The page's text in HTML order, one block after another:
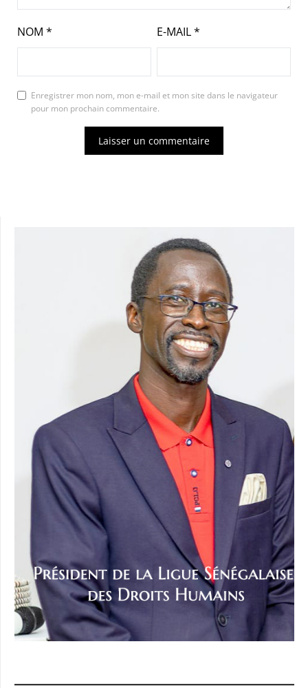
NOM * E-MAIL*
Enregistrer mon nom, mon e-mail et mon site dans le navigateur
pour mon prochain commentaire.